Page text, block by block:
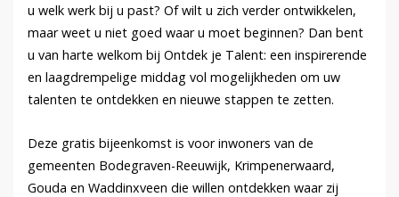
u welk werk bij u past? Of wilt u zich verder ontwikkelen,
maar weet u niet goed waar u moet beginnen? Dan bent
u van harte welkom bij Ontdek je Talent: een inspirerende
en laagdrempelige middag vol mogelijkheden om uw
talenten te ontdekken en nieuwe stappen te zetten.
Deze gratis bijeenkomst is voor inwoners van de
gemeenten Bodegraven-Reeuwijk, Krimpenerwaard,
Gouda en Waddinxveen die willen ontdekken waar zij